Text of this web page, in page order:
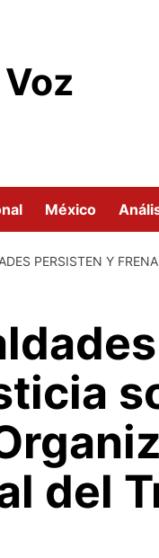
México
PERSISTEN Y
del